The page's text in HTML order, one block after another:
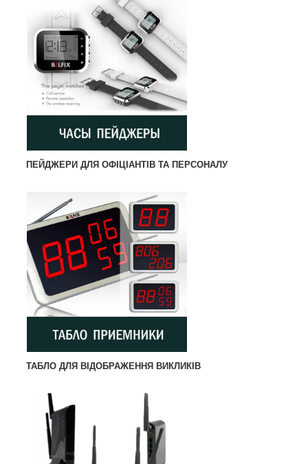
ПЕЙДЖЕРИ ДЛЯ ОФІЦІАНТІВ ТА ПЕРСОНАЛУ
ТАБЛО ДЛЯ ВІДОБРАЖЕННЯ ВИКЛИКІВ